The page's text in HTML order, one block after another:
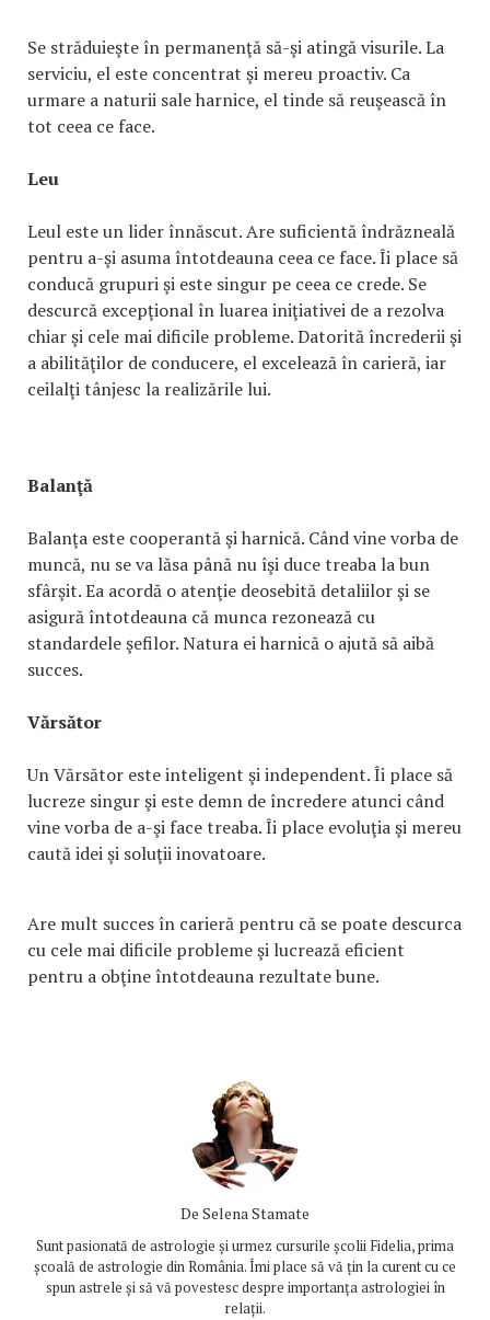
Se străduieşte în permanenţă să-şi atingă visurile. La
serviciu, el este concentrat şi mereu proactiv. Ca
urmare a naturii sale harnice, el tinde să reuşească în
tot ceea ce face.
Leu
Leul este un lider înnăscut. Are suficientă îndrăzneală
pentru a-şi asuma întotdeauna ceea ce face. Îi place să
conducă grupuri şi este singur pe ceea ce crede. Se
descurcă excepţional în luarea iniţiativei de a rezolva
chiar şi cele mai dificile probleme. Datorită încrederii şi
a abilităţilor de conducere, el excelează în carieră, iar
ceilalţi tânjesc la realizările lui.
Balanţă
Balanţa este cooperantă şi harnică. Când vine vorba de
muncă, nu se va lăsa până nu îşi duce treaba la bun
sfârşit. Ea acordă o atenţie deosebită detaliilor şi se
asigură întotdeauna că munca rezonează cu
standardele şefilor. Natura ei harnică o ajută să aibă
succes.
Vărsător
Un Vărsător este inteligent şi independent. Îi place să
lucreze singur şi este demn de încredere atunci când
vine vorba de a-şi face treaba. Îi place evoluţia şi mereu
caută idei şi soluţii inovatoare.
Are mult succes în carieră pentru că se poate descurca
cu cele mai dificile probleme şi lucrează eficient
pentru a obţine întotdeauna rezultate bune.
De Selena Stamate
Sunt pasionată de astrologie și urmez cursurile școlii Fidelia, prima
școală de astrologie din România. Îmi place să vă țin la curent cu ce
spun astrele și să vă povestesc despre importanța astrologiei în
relații.